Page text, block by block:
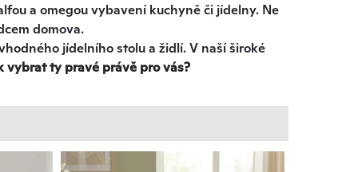
a omegou vybavení kuchyně či jídelny. Ne
domova.
jídelního stolu a židlí. V naší široké
vybrat ty pravé právě pro vás?
roky. Ať už hledáte stůl s moderním
Jídelní židle jsou navrženy tak, aby dokonale
stolu a židlí?